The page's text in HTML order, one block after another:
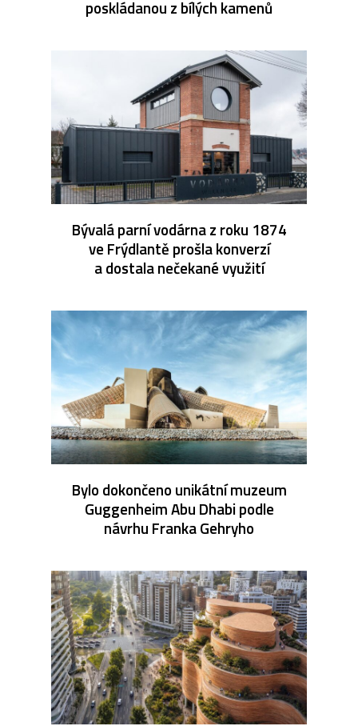
poskládanou z bílých kamenů
Bývalá parní vodárna z roku 1874
ve Frýdlantě prošla konverzí
a dostala nečekané využití
Bylo dokončeno unikátní muzeum
Guggenheim Abu Dhabi podle
návrhu Franka Gehryho